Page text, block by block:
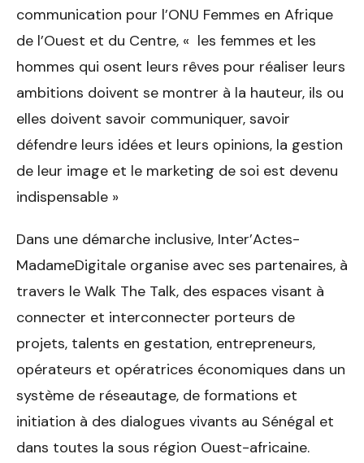
communication pour l’ONU Femmes en Afrique
de l’Ouest et du Centre, « les femmes et les
hommes qui osent leurs rêves pour réaliser leurs
ambitions doivent se montrer à la hauteur, ils ou
elles doivent savoir communiquer, savoir
défendre leurs idées et leurs opinions, la gestion
de leur image et le marketing de soi est devenu
indispensable »
Dans une démarche inclusive, Inter’Actes-
MadameDigitale organise avec ses partenaires, à
travers le Walk The Talk, des espaces visant à
connecter et interconnecter porteurs de
projets, talents en gestation, entrepreneurs,
opérateurs et opératrices économiques dans un
système de réseautage, de formations et
initiation à des dialogues vivants au Sénégal et
dans toutes la sous région Ouest-africaine.